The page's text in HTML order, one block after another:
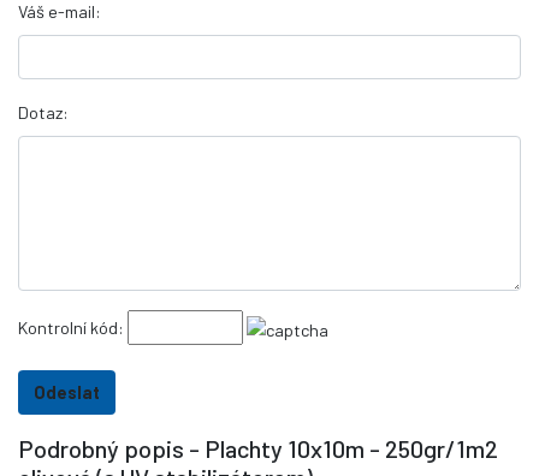
Váš e-mail:
Dotaz:
Kontrolní kód:
Podrobný popis - Plachty 10x10m - 250gr/1m2